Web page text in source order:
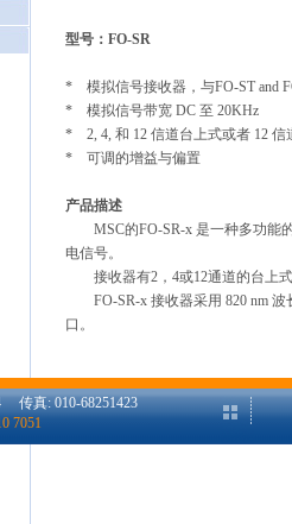
型号：FO-SR
* 模拟信号接收器，与FO-ST and
* 模拟信号带宽 DC 至 20KHz
* 2, 4, 和 12 信道台上式或者 12 信
* 可调的增益与偏置
产品描述
MSC的FO-SR-x 是一种多功能的
电信号。
接收器有2，4或12通道的台上式
FO-SR-x 接收器采用 820 nm 波
口。
传真: 010-68251423